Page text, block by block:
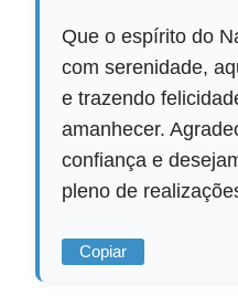
Que o espírito do
com serenidade,
e trazendo
amanhecer.
confiança e
pleno de
Copiar